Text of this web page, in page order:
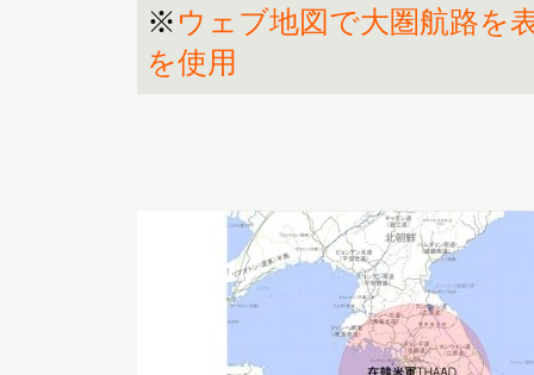
※ ウェブ地図で大圏航路を
を使用